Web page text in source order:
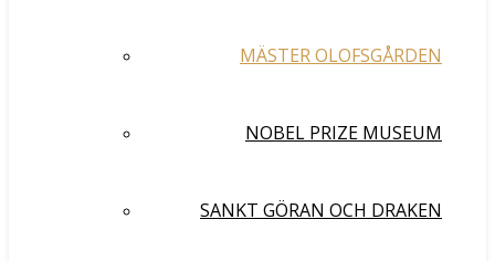
MÄSTER OLOFSGÅRDEN
NOBEL PRIZE MUSEUM
SANKT GÖRAN OCH DRAKEN